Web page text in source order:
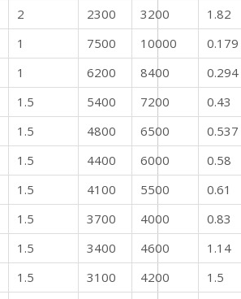
2 2300 3200
1.82
1 7500 10000
0.179
1 6200 8400
0.294
1.5 5400 7200
0.43
1.5 4800 6500
0.537
1.5 4400 6000
0.58
1.5 4100 5500
0.61
1.5 3700 4000
0.83
1.5 3400 4600
1.14
1.5 3100 4200
1.5